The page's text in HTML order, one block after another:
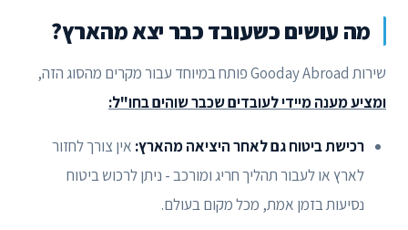
מה עושים כשעובד כבר יצא מהארץ?
שירות Gooday Abroad פותח במיוחד עבור מקרים מהסוג הזה,
ומציע מענה מיידי לעובדים שכבר שוהים בחו"ל:
רכישת ביטוח גם לאחר היציאה מהארץ: אין צורך לחזור
לארץ או לעבור תהליך חריג ומורכב - ניתן לרכוש ביטוח
נסיעות בזמן אמת, מכל מקום בעולם.